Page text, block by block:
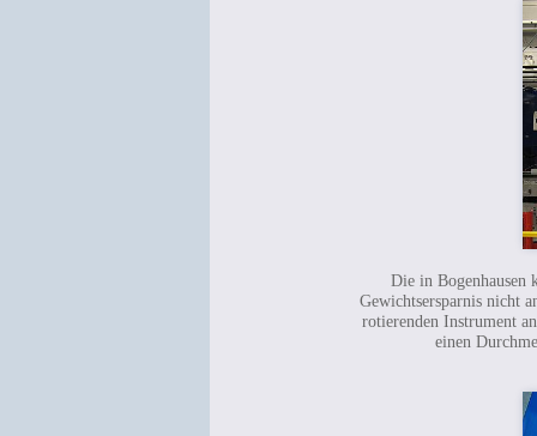
Die in Bogenhausen
Gewichtsersparnis nicht
rotierenden Instrument
einen